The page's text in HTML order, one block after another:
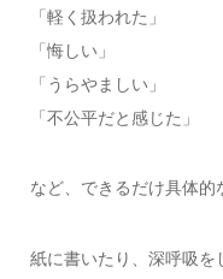
「軽く扱われた」
「悔しい」
「うらやましい」
「不公平だと感じた」
など、できるだけ具体的
紙に書いたり、深呼吸